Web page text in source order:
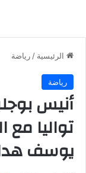
الرئيسية / رياضة
رياضة
أنيس
تواليا
يوسف